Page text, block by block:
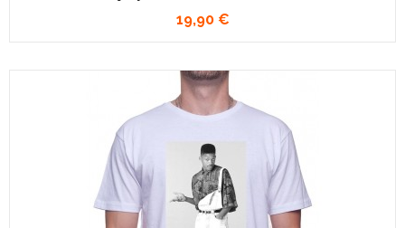
19,90 €